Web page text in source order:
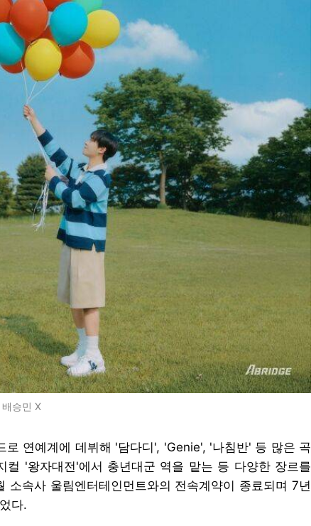
승민 X
로 연예계에 데뷔해 '담다디', 'Genie', '나침반' 등 많은 곡
컬 '왕자대전'에서 충년대군 역을 맡는 등 다양한 장르를
소속사 울림엔터테인먼트와의 전속계약이 종료되며 7년
다.